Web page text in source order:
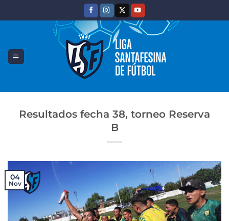
Resultados fecha 38, torneo Reserva
B
04
Nov